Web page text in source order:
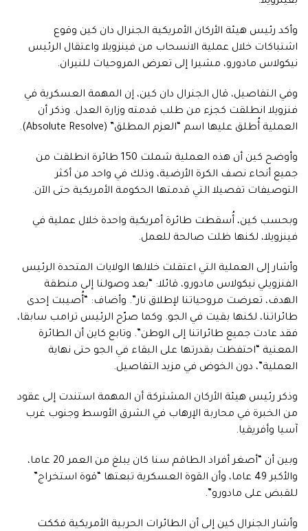
وأكد رئيس هيئة الأركان الأمريكية الجنرال دان كين وقوع
اشتباكات خلال عملية الانسحاب من فينزويلا واعتقال الرئيس
نيكولاس مادورو، مشيرا إلى تعرض المروحيات للنيران.
وفي التفاصيل، قال الجنرال دان كين، إن المهمة العسكرية في
فنزويلا انطلقت كجزء من طلب قدمته وزارة العدل. وذكر أن
العملية أُطلق عليها اسم “العزم المطلق” (Absolute Resolve).
وأوضح كين أن هذه العملية شملت 150 طائرة انطلقت من
جميع أنحاء نصف الكرة الأرضية، وذلك في واحد من أكثر
التوصيفات تفصيلا التي قدمتها الحكومة الأمريكية حتى الآن.
وبحسب كين، أُسقطت طائرة أمريكية واحدة خلال عملية في
فينزويلا، لكنها ظلت صالحة للعمل.
وأشار إلى العملية التي اعتقلت خلالها الولايات المتحدة الرئيس
الفنزويلي نيكولاس مادورو، قائلا: “بعد وصولنا إلى منطقة
الهدف، تعرضت مروحياتنا لإطلاق نار”. وأضاف: “أُصيبت إحدى
طائراتنا، لكنها بقيت في الجو. وكما صرّح الرئيس ترامب سابقا،
فقد عادت جميع طائراتنا إلى الوطن”. وتابع كاين أن الطائرة
المعنية “احتفظت بقدرتها على البقاء في الجو حتى نهاية
العملية”، دون الخوض في مزيد التفاصيل.
وذكر رئيس هيئة الأركان المشتركة أن المهمة استندت إلى عقود
من الخبرة في محاربة الإرهاب في الشرق الأوسط وجنوب غرب
آسيا وأفريقيا.
وبين أن “أصغر أفراد الطاقم سنا كان يبلغ من العمر 20 عاما،
والأكبر 49 عاما، وأن القوة العسكرية تبعتها “قوة استخراج”
للقبض على مادورو”.
وأشار الجنرال كين إلى أن الطائرات الحربية الأمريكية فككت